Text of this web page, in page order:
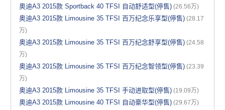
奥迪A3 2015款 Sportback 40 TFSI 自动舒适型(停售) (26.56万)
奥迪A3 2015款 Limousine 35 TFSI 百万纪念乐享型(停售) (28.17
万)
奥迪A3 2015款 Limousine 35 TFSI 百万纪念舒享型(停售) (24.58
万)
奥迪A3 2015款 Limousine 35 TFSI 百万纪念智领型(停售) (23.39
万)
奥迪A3 2015款 Limousine 35 TFSI 手动进取型(停售) (19.09万)
奥迪A3 2015款 Limousine 40 TFSI 自动豪华型(停售) (29.67万)